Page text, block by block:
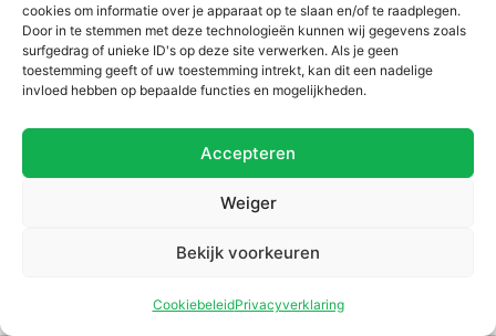
cookies om informatie over je apparaat op te slaan en/of te raadplegen.
Door in te stemmen met deze technologieën kunnen wij gegevens zoals
surfgedrag of unieke ID's op deze site verwerken. Als je geen
toestemming geeft of uw toestemming intrekt, kan dit een nadelige
invloed hebben op bepaalde functies en mogelijkheden.
Accepteren
Weiger
Bekijk voorkeuren
CookiebeleidPrivacyverklaring